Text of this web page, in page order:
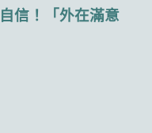
信！「外在滿意